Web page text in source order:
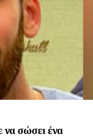
να σώσει ένα